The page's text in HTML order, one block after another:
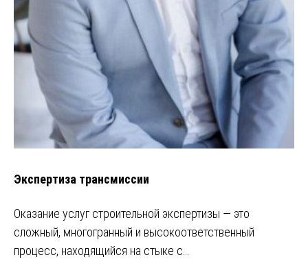
Экспертиза трансмиссии
Оказание услуг строительной экспертизы — это
сложный, многогранный и высокоответственный
процесс, находящийся на стыке с…